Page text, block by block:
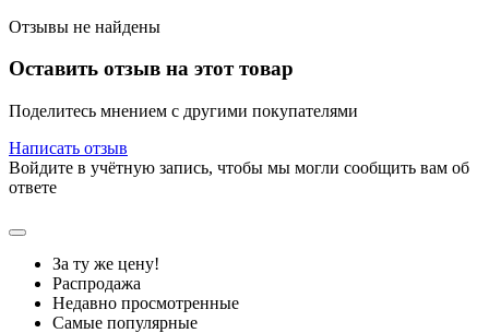
Отзывы не найдены
Оставить отзыв на этот товар
Поделитесь мнением с другими покупателями
Написать отзыв
Войдите в учётную запись, чтобы мы могли сообщить вам об
ответе
За ту же цену!
Распродажа
Недавно просмотренные
Самые популярные